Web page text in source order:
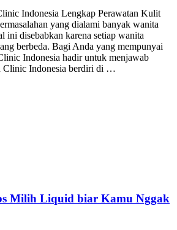
Indonesia Lengkap Perawatan Kulit
yang dialami banyak wanita
ini disebabkan karena setiap wanita
berbeda. Bagi Anda yang mempunyai
Indonesia hadir untuk menjawab
Clinic Indonesia berdiri di …
Milih Liquid biar Kamu Nggak